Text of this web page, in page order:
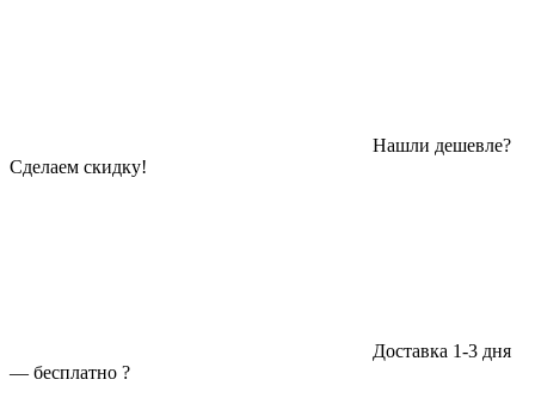
Нашли дешевле?
Сделаем скидку!
Доставка 1-3 дня
— бесплатно ?